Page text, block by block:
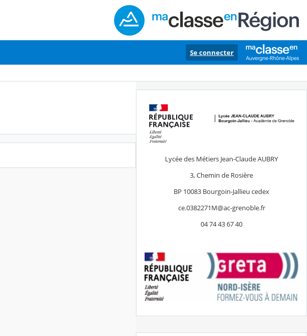
Se connecter
Lycée des Métiers Jean-Claude AUBRY
3, Chemin de Rosière
BP 10083 Bourgoin-Jallieu cedex
ce.0382271M@ac-grenoble.fr
04 74 43 67 40